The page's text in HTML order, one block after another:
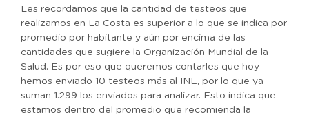
Les recordamos que la cantidad de testeos que
realizamos en La Costa es superior a lo que se indica por
promedio por habitante y aún por encima de las
cantidades que sugiere la Organización Mundial de la
Salud. Es por eso que queremos contarles que hoy
hemos enviado 10 testeos más al INE, por lo que ya
suman 1.299 los enviados para analizar. Esto indica que
estamos dentro del promedio que recomienda la